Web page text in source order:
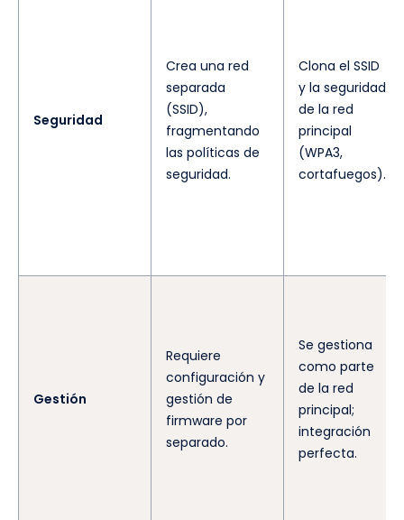
Seguridad
Crea una red
separada
(SSID),
fragmentando
las políticas de
seguridad.
Clona el SSID
y la seguridad
de la red
principal
(WPA3,
cortafuegos).
Gestión
Requiere
configuración y
gestión de
firmware por
separado.
Se gestiona
como parte
de la red
principal;
integración
perfecta.